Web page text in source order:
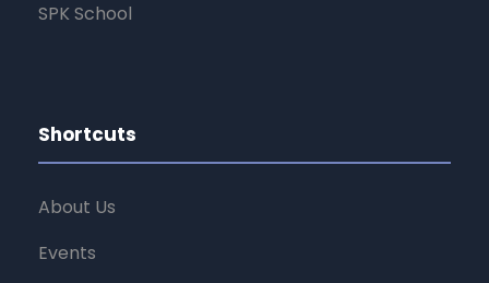
SPK School
Shortcuts
About Us
Events